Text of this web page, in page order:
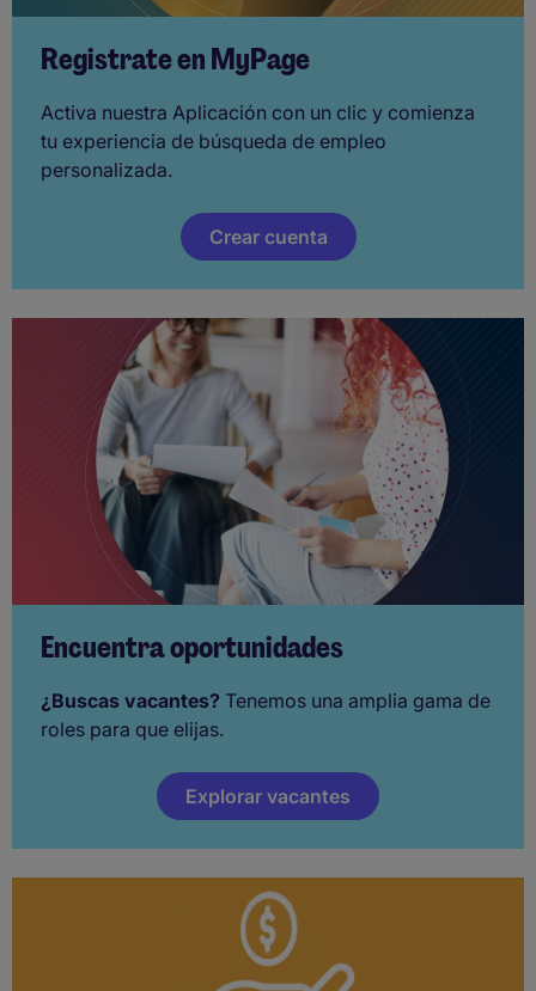
Registrate en MyPage
Activa nuestra Aplicación con un clic y comienza
tu experiencia de búsqueda de empleo
personalizada.
Crear cuenta
Encuentra oportunidades
¿Buscas vacantes? Tenemos una amplia gama de
roles para que elijas.
Explorar vacantes